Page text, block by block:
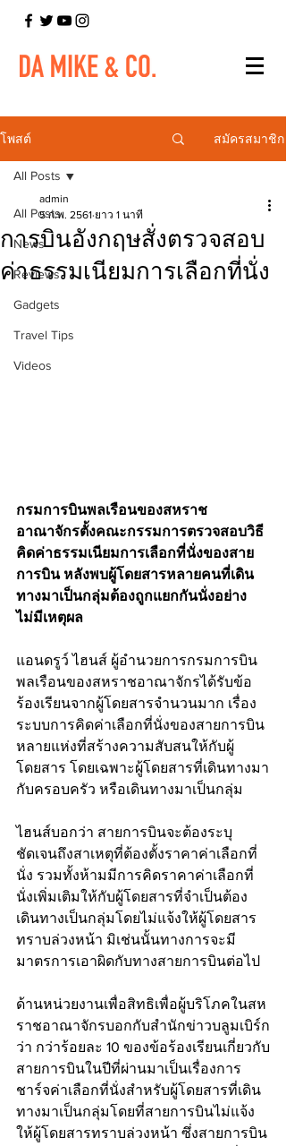
โพสต์ สมัครสมาชิก
All Posts
News
Reviews
Gadgets
Travel Tips
Videos
All Posts
การบินอังกฤษสั่งตรวจสอบ
ค่าธรรมเนียมการเลือกที่นั่ง
admin
5 ก.พ. 2561 ยาว 1 นาที
กรมการบินพลเรือนของสหราช
อาณาจักรตั้งคณะกรรมการตรวจสอบวิธี
คิดค่าธรรมเนียมการเลือกที่นั่งของสาย
การบิน หลังพบผู้โดยสารหลายคนที่เดิน
ทางมาเป็นกลุ่มต้องถูกแยกกันนั่งอย่าง
ไม่มีเหตุผล
แอนดรูว์ ไฮนส์ ผู้อำนวยการกรมการบิน
พลเรือนของสหราชอาณาจักรได้รับข้อ
ร้องเรียนจากผู้โดยสารจำนวนมาก เรื่อง
ระบบการคิดค่าเลือกที่นั่งของสายการบิน
หลายแห่งที่สร้างความสับสนให้กับผู้
โดยสาร โดยเฉพาะผู้โดยสารที่เดินทางมา
กับครอบครัว หรือเดินทางมาเป็นกลุ่ม
ไฮนส์บอกว่า สายการบินจะต้องระบุ
ชัดเจนถึงสาเหตุที่ต้องตั้งราคาค่าเลือกที่
นั่ง รวมทั้งห้ามมีการคิดราคาค่าเลือกที่
นั่งเพิ่มเติมให้กับผู้โดยสารที่จำเป็นต้อง
เดินทางเป็นกลุ่มโดยไม่แจ้งให้ผู้โดยสาร
ทราบล่วงหน้า มิเช่นนั้นทางการจะมี
มาตรการเอาผิดกับทางสายการบินต่อไป
ด้านหน่วยงานเพื่อสิทธิเพื่อผู้บริโภคในสห
ราชอาณาจักรบอกกับสำนักข่าวบลูมเบิร์ก
ว่า กว่าร้อยละ 10 ของข้อร้องเรียนเกี่ยวกับ
สายการบินในปีที่ผ่านมาเป็นเรื่องการ
ชาร์จค่าเลือกที่นั่งสำหรับผู้โดยสารที่เดิน
ทางมาเป็นกลุ่มโดยที่สายการบินไม่แจ้ง
ให้ผู้โดยสารทราบล่วงหน้า ซึ่งสายการบิน